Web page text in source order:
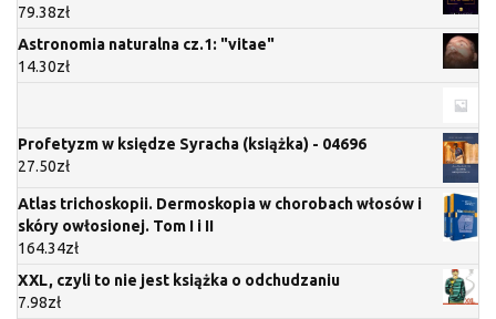
79.38zł
Astronomia naturalna cz.1: "vitae"
14.30zł
Profetyzm w księdze Syracha (książka) - 04696
27.50zł
Atlas trichoskopii. Dermoskopia w chorobach włosów i
skóry owłosionej. Tom I i II
164.34zł
XXL, czyli to nie jest książka o odchudzaniu
7.98zł